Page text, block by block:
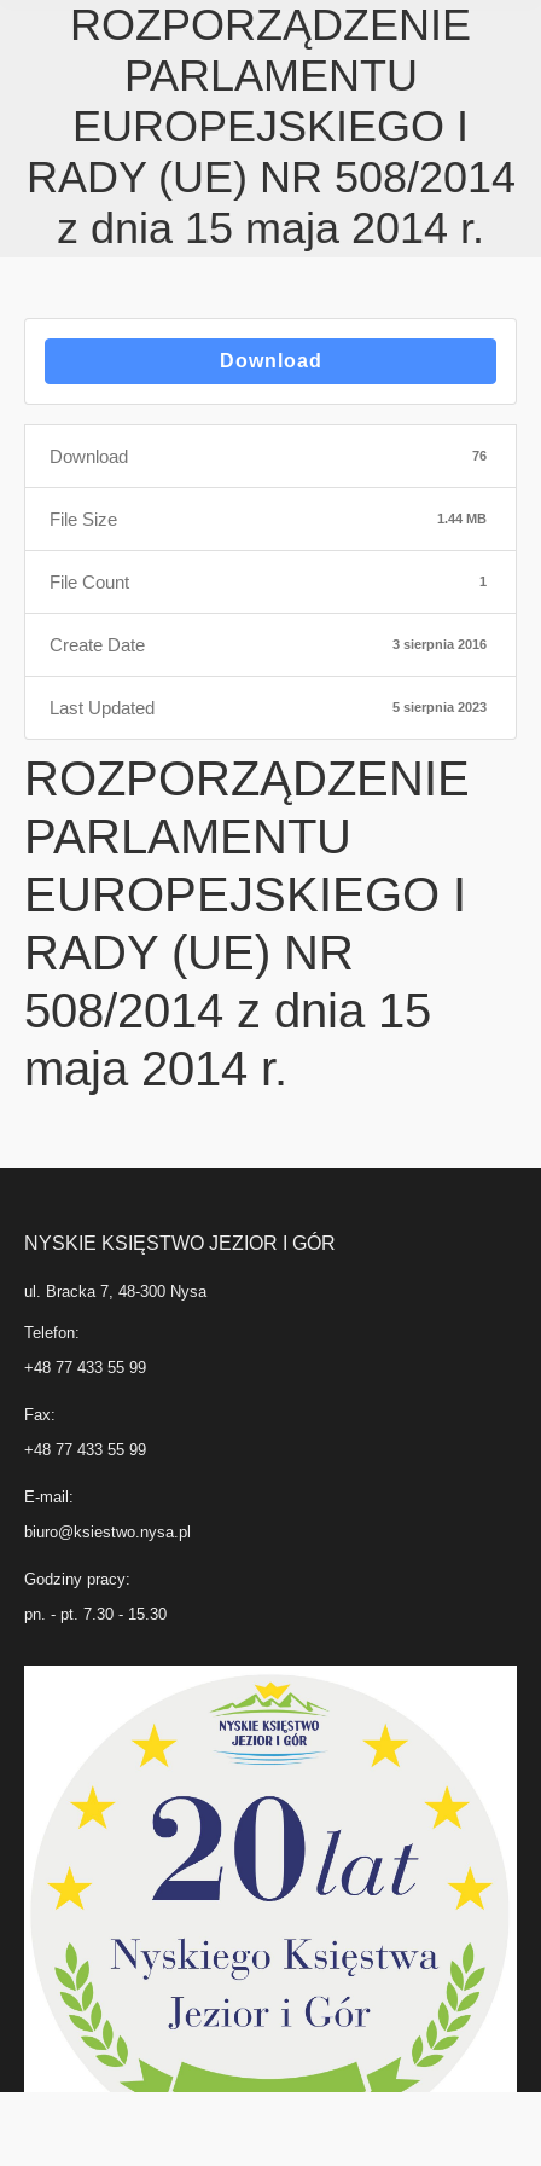
ROZPORZĄDZENIE
PARLAMENTU
EUROPEJSKIEGO I
RADY (UE) NR 508/2014
z dnia 15 maja 2014 r.
Download
Download 76
File Size 1.44 MB
File Count 1
Create Date 3 sierpnia 2016
Last Updated 5 sierpnia 2023
ROZPORZĄDZENIE
PARLAMENTU
EUROPEJSKIEGO I
RADY (UE) NR
508/2014 z dnia 15
maja 2014 r.
NYSKIE KSIĘSTWO JEZIOR I GÓR
ul. Bracka 7, 48-300 Nysa
Telefon:
+48 77 433 55 99
Fax:
+48 77 433 55 99
E-mail:
biuro@ksiestwo.nysa.pl
Godziny pracy:
pn. - pt. 7.30 - 15.30